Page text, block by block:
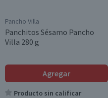
Pancho Villa
Panchitos Sésamo Pancho
Villa 280 g
Agregar
Producto sin calificar